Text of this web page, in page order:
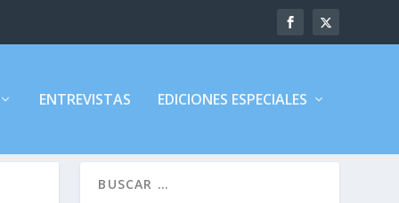
ENTREVISTAS EDICIONES ESPECIALES